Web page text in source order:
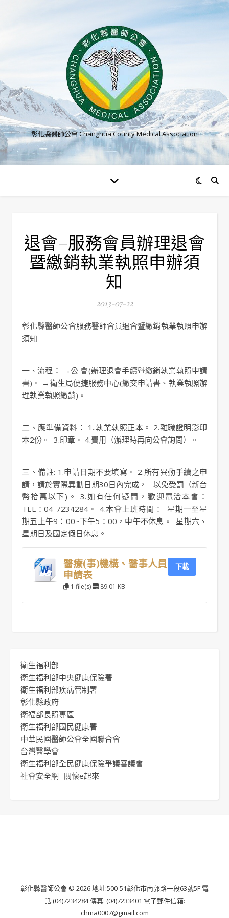
彰化縣醫師公會 Changhua County Medical Association
退會–服務會員辦理退會
暨繳銷執業執照申辦須
知
2013-07-22
彰化縣醫師公會服務醫師會員退會暨繳銷執業執照申辦
須知
一、流程： →公 會(辦理退會手續暨繳銷執業執照申請
書)。 →衛生局便捷服務中心(繳交申請書、執業執照辦
理執業執照繳銷)。
二、應準備資料： 1..執業執照正本。 2.離職證明影印
本2份。 3.印章。 4.費用（辦理時再向公會詢問）。
三、備註: 1.申請日期不要填寫。 2.所有異動手續之申
請，請於實際異動日期30日內完成， 以免受罰（新台
幣拾萬以下)。 3.如有任何疑問，歡迎電洽本會：
TEL：04-7234284。 4.本會上班時間： 星期一至星
期五上午9：00~下午5：00，中午不休息。 星期六、
星期日及國定假日休息。
醫療(事)機構、醫事人員
申請表
1 file(s) 89.01 KB
下載
衛生福利部
衛生福利部中央健康保險署
衛生福利部疾病管制署
彰化縣政府
衛福部長照專區
衛生福利部國民健康署
中華民國醫師公會全國聯合會
台灣醫學會
衛生福利部全民健康保險爭議審議會
社會安全網 -關懷e起來
彰化縣醫師公會 © 2026 地址:500-51彰化市南郭路一段63號5F 電
話:(04)7234284 傳真: (04)7233401 電子郵件信箱:
chma0007@gmail.com